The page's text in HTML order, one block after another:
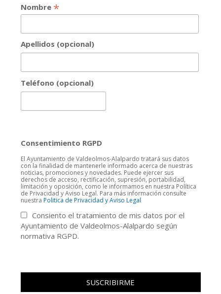
Nombre *
Apellidos (opcional)
Teléfono (opcional)
Consentimiento RGPD
El Ayuntamiento de Valdeolmos-Alalpardo tratará sus datos
con la finalidad de mantenerle informado acerca de nuestras
noticias, promociones y novedades. Puede ejercer sus
derechos de acceso, rectificación, supresión, portabilidad,
limitación y oposición, como le informamos en nuestra Política
de Privacidad y Aviso Legal. Para más información consulte
nuestra Politica de Privacidad y Aviso Legal
Consiento el tratamiento de mis datos por el
Ayuntamiento de Valdeolmos-Alalpardo según
normativa RGPD.